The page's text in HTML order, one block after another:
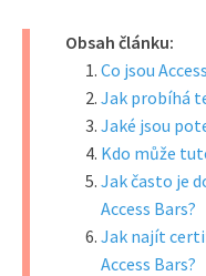
Obsah článku:
Co jsou
Jak probíhá
Jaké jsou
Kdo může
Jak často je
Access Bars?
Jak najít
Access Bars?